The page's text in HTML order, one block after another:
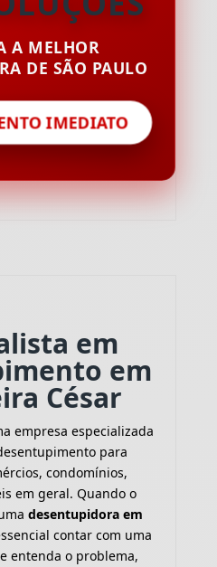
A MELHOR
DE SÃO PAULO
IMEDIATO
em
em
César
empresa especializada
para
condomínios,
em geral. Quando o
desentupidora em
contar com uma
entenda o problema,